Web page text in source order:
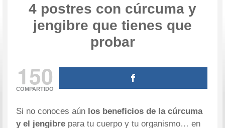
4 postres con cúrcuma y
jengibre que tienes que
probar
150
COMPARTIDO
Si no conoces aún los beneficios de la cúrcuma
y el jengibre para tu cuerpo y tu organismo… en